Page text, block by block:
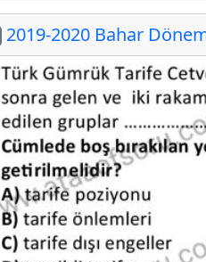
2019-2020 Bahar